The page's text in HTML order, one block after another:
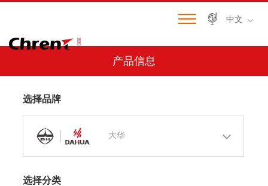
中文
产品信息
选择品牌
大华
选择分类